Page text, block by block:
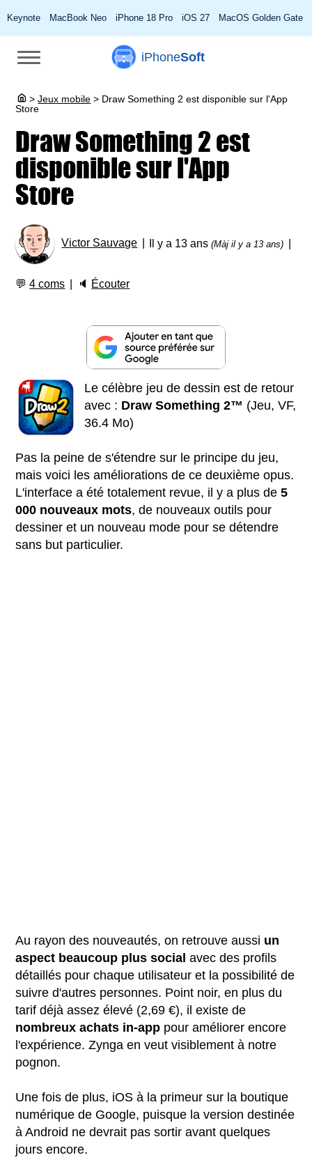
Keynote MacBook Neo iPhone 18 Pro iOS 27 MacOS Golden Gate
iPhoneSoft
> Jeux mobile > Draw Something 2 est disponible sur l'App
Store
Draw Something 2 est
disponible sur l'App
Store
Victor Sauvage Il y a 13 ans(Màj il y a 13 ans)
💬4 coms 🔈 Écouter
Le célèbre jeu de dessin est de retour
avec : Draw Something 2™ (Jeu, VF,
36.4 Mo)
Pas la peine de s'étendre sur le principe du jeu,
mais voici les améliorations de ce deuxième opus.
L'interface a été totalement revue, il y a plus de5
000 nouveaux mots, de nouveaux outils pour
dessiner et un nouveau mode pour se détendre
sans but particulier.
Au rayon des nouveautés, on retrouve aussi un
aspect beaucoup plus social avec des profils
détaillés pour chaque utilisateur et la possibilité de
suivre d'autres personnes. Point noir, en plus du
tarif déjà assez élevé (2,69 €), il existe de
nombreux achats in-app pour améliorer encore
l'expérience. Zynga en veut visiblement à notre
pognon.
Une fois de plus, iOS à la primeur sur la boutique
numérique de Google, puisque la version destinée
à Android ne devrait pas sortir avant quelques
jours encore.